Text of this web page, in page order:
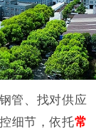
管、找对供应
细节，依托常